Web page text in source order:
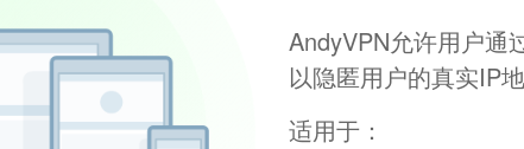
AndyVPN允许用户通
以隐匿用户的真实IP
适用于：